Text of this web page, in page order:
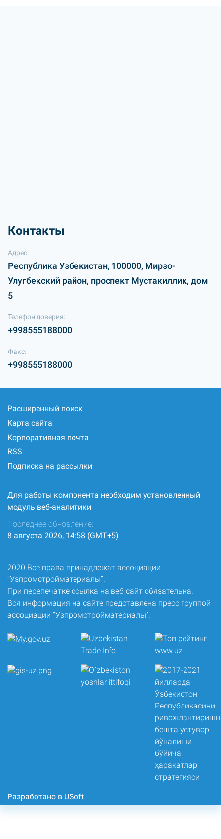
Контакты
Адрес:
Республика Узбекистан, 100000, Мирзо-
Улугбекский район, проспект Мустакиллик, дом
5
Телефон доверия:
+998555188000
Факс:
+998555188000
Расширенный поиск
Карта сайта
Корпоративная почта
RSS
Подписка на рассылки
Для работы компонента необходим установленный
модуль веб-аналитики
Последнее обновление:
8 августа 2026, 14:58 (GMT+5)
2020 Все права принадлежат ассоциации
“Узпромстройматериалы”.
При перепечатке ссылка на веб сайт обязательна.
Вся информация на сайте представлена пресс группой
ассоциации “Узпромстройматериалы”.
Разработано в USoft